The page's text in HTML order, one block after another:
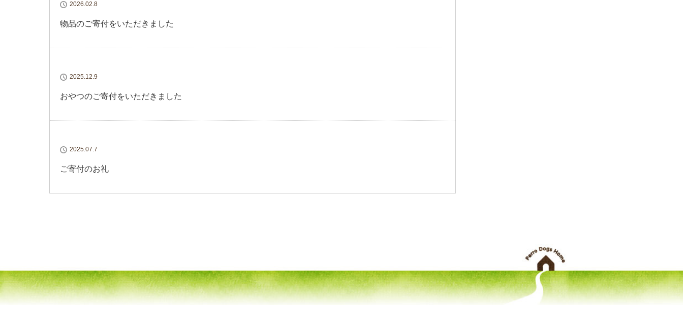
2026.02.8
物品のご寄付をいただきました
2025.12.9
おやつのご寄付をいただきました
2025.07.7
ご寄付のお礼